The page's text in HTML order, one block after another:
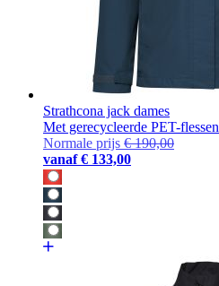
Strathcona jack dames
Met gerecycleerde PET-flessen
Normale prijs € 190,00
vanaf € 133,00